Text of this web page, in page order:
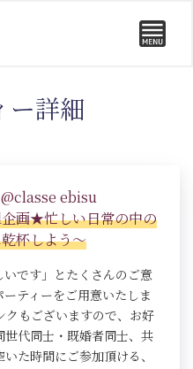
ー詳細
ebisu
画★忙しい日常の中の
杯しよう～
いです」とたくさんのご意
ティーをご用意いたしま
クもございますので、お好
代同士・既婚者同士、共
た時間にご参加頂ける、